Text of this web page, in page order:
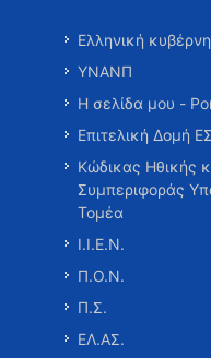
Ελληνική
ΥΝΑΝΠ
Η σελίδα μου -
Επιτελική Δομή
Κώδικας Ηθικής
Συμπεριφοράς
Τομέα
Ι.Ι.Ε.Ν.
Π.Ο.Ν.
Π.Σ.
ΕΛ.ΑΣ.